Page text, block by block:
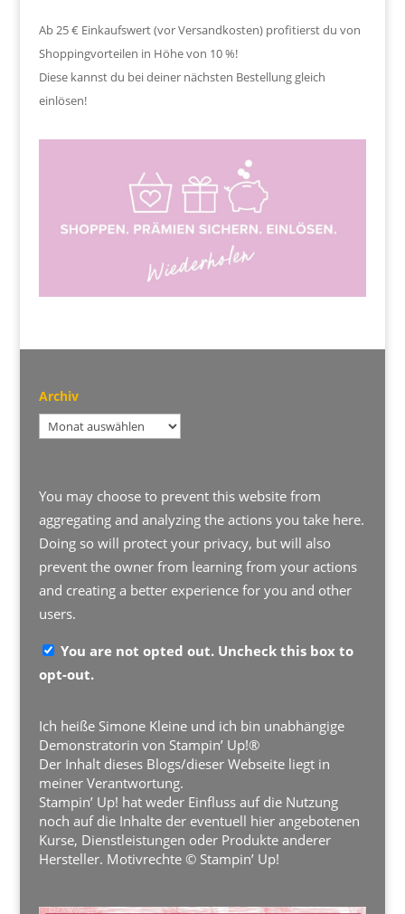
Ab 25 € Einkaufswert (vor Versandkosten) profitierst du von
Shoppingvorteilen in Höhe von 10 %!
Diese kannst du bei deiner nächsten Bestellung gleich
einlösen!
Archiv
Archiv
You may choose to prevent this website from
aggregating and analyzing the actions you take here.
Doing so will protect your privacy, but will also
prevent the owner from learning from your actions
and creating a better experience for you and other
users.
You are not opted out. Uncheck this box to
opt-out.
Ich heiße Simone Kleine und ich bin unabhängige
Demonstratorin von Stampin’ Up!®
Der Inhalt dieses Blogs/dieser Webseite liegt in
meiner Verantwortung.
Stampin’ Up! hat weder Einfluss auf die Nutzung
noch auf die Inhalte der eventuell hier angebotenen
Kurse, Dienstleistungen oder Produkte anderer
Hersteller. Motivrechte © Stampin’ Up!